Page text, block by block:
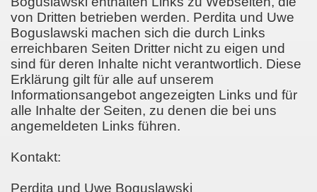
von Dritten betrieben werden. Perdita und Uwe
Boguslawski machen sich die durch Links
erreichbaren Seiten Dritter nicht zu eigen und
sind für deren Inhalte nicht verantwortlich. Diese
Erklärung gilt für alle auf unserem
Informationsangebot angezeigten Links und für
alle Inhalte der Seiten, zu denen die bei uns
angemeldeten Links führen.
Kontakt:
Perdita und Uwe Boguslawski